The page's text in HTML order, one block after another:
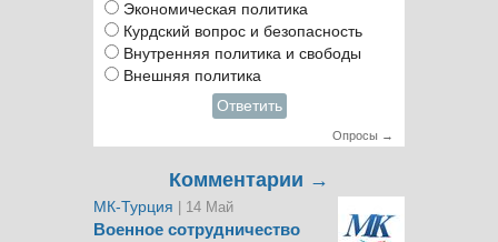
Экономическая политика
Курдский вопрос и безопасность
Внутренняя политика и свободы
Внешняя политика
Ответить
Опросы →
Комментарии →
МК-Турция | 14 Май
Военное сотрудничество